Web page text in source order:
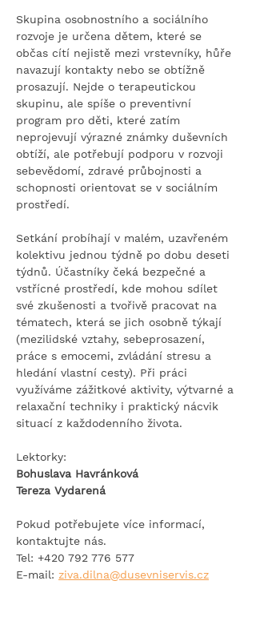
Skupina osobnostního a sociálního
rozvoje je určena dětem, které se
občas cítí nejistě mezi vrstevníky, hůře
navazují kontakty nebo se obtížně
prosazují. Nejde o terapeutickou
skupinu, ale spíše o preventivní
program pro děti, které zatím
neprojevují výrazné známky duševních
obtíží, ale potřebují podporu v rozvoji
sebevědomí, zdravé průbojnosti a
schopnosti orientovat se v sociálním
prostředí.
Setkání probíhají v malém, uzavřeném
kolektivu jednou týdně po dobu deseti
týdnů. Účastníky čeká bezpečné a
vstřícné prostředí, kde mohou sdílet
své zkušenosti a tvořivě pracovat na
tématech, která se jich osobně týkají
(mezilidské vztahy, sebeprosazení,
práce s emocemi, zvládání stresu a
hledání vlastní cesty). Při práci
využíváme zážitkové aktivity, výtvarné a
relaxační techniky i praktický nácvik
situací z každodenního života.
Lektorky:
Bohuslava Havránková
Tereza Vydarená
Pokud potřebujete více informací,
kontaktujte nás.
Tel: +420 792 776 577
E-mail: ziva.dilna@dusevniservis.cz